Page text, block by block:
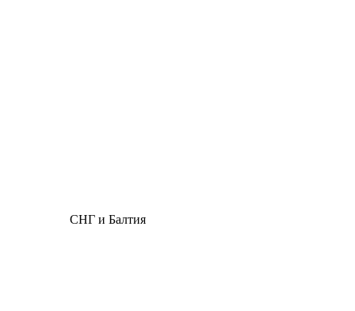
СНГ и Балтия